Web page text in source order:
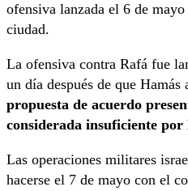
ofensiva lanzada el 6 de
ciudad.
La ofensiva contra Rafá fue
un día después de que Hamás
propuesta de acuerdo
considerada insuficiente por
Las operaciones militares
hacerse el 7 de mayo con el